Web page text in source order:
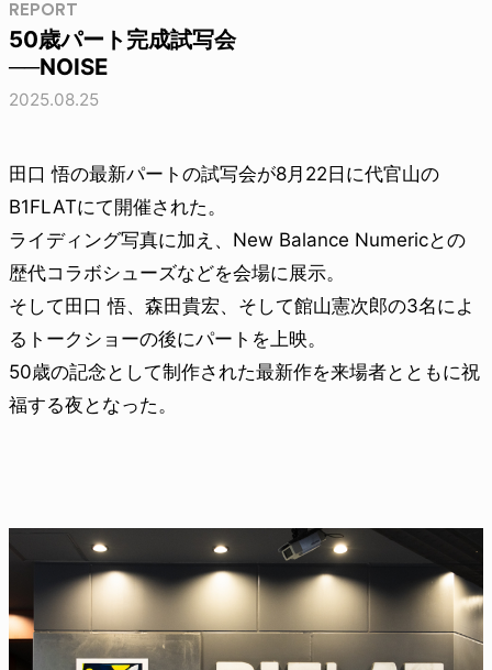
REPORT
50歳パート完成試写会
──NOISE
2025.08.25
田口 悟の最新パートの試写会が8月22日に代官山の
B1FLATにて開催された。
ライディング写真に加え、New Balance Numericとの
歴代コラボシューズなどを会場に展示。
そして田口 悟、森田貴宏、そして館山憲次郎の3名によ
るトークショーの後にパートを上映。
50歳の記念として制作された最新作を来場者とともに祝
福する夜となった。